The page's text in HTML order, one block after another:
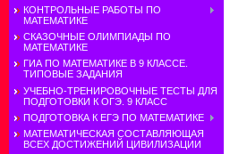
КОНТРОЛЬНЫЕ РАБОТЫ ПО
МАТЕМАТИКЕ
СКАЗОЧНЫЕ ОЛИМПИАДЫ ПО
МАТЕМАТИКЕ
ГИА ПО МАТЕМАТИКЕ В 9 КЛАССЕ.
ТИПОВЫЕ ЗАДАНИЯ
УЧЕБНО-ТРЕНИРОВОЧНЫЕ ТЕСТЫ ДЛЯ
ПОДГОТОВКИ К ОГЭ. 9 КЛАСС
ПОДГОТОВКА К ЕГЭ ПО МАТЕМАТИКЕ
МАТЕМАТИЧЕСКАЯ СОСТАВЛЯЮЩАЯ
ВСЕХ ДОСТИЖЕНИЙ ЦИВИЛИЗАЦИИ